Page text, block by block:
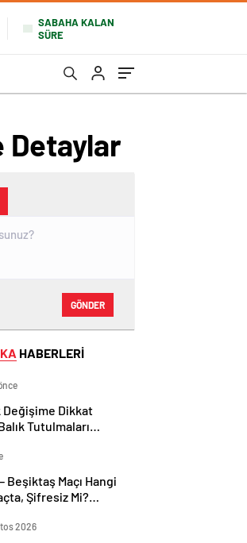
SABAHA KALAN
SÜRE
Detaylar
GÖNDER
HABERLERİ
Değişime Dikkat
Tutulmaları
Beşiktaş Maçı Hangi
Şifresiz Mi?
2026